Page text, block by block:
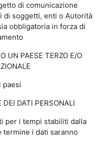
di comunicazione
di soggetti, enti o Autorità
obbligatoria in forza di
UN PAESE TERZO E/O
paesi
DATI PERSONALI
per i tempi stabiliti dalla
termine i dati saranno